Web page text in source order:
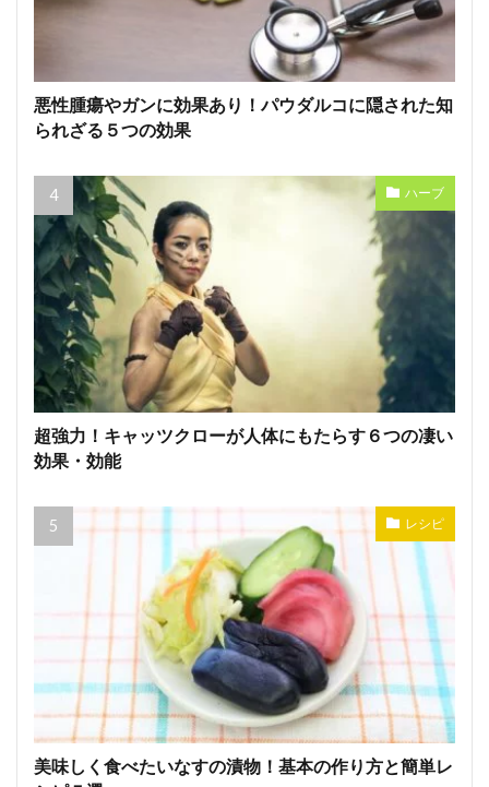
悪性腫瘍やガンに効果あり！パウダルコに隠された知
られざる５つの効果
ハーブ
超強力！キャッツクローが人体にもたらす６つの凄い
効果・効能
レシピ
美味しく食べたいなすの漬物！基本の作り方と簡単レ